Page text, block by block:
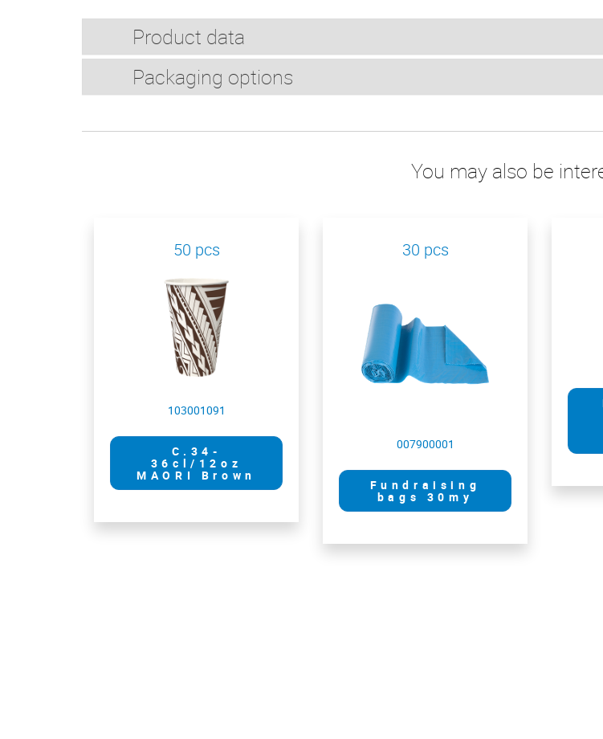
Product data
Packaging options
You may also be
50 pcs
103001091
C.34-
36cl/12oz
MAORI Brown
30 pcs
007900001
Fundraising
bags 30my